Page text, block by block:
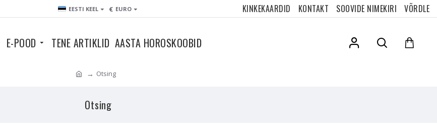
EESTI KEEL € EURO KINKEKAARDID KONTAKT SOOVIDE NIMEKIRI VÕRDLE
E-POOD TENE ARTIKLID AASTA HOROSKOOBID
Otsing
Otsing